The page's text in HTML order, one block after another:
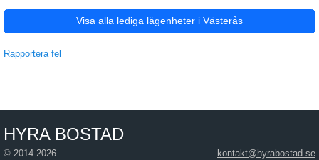
Visa alla lediga lägenheter i Västerås
Rapportera fel
HYRA BOSTAD
kontakt@hyrabostad.se
© 2014-2026